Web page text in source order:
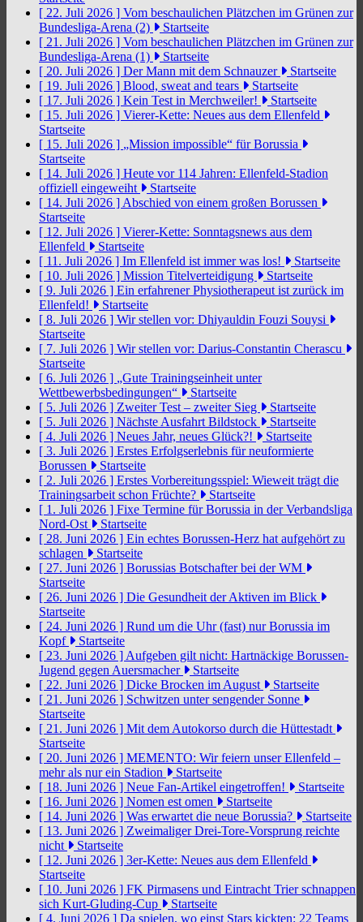
[ 22. Juli 2026 ] Vom beschaulichen Plätzchen im Grünen zur
Bundesliga-Arena (2)
Startseite
[ 21. Juli 2026 ] Vom beschaulichen Plätzchen im Grünen zur
Bundesliga-Arena (1)
Startseite
[ 20. Juli 2026 ] Der Mann mit dem Schnauzer
Startseite
[ 19. Juli 2026 ] Blood, sweat and tears
Startseite
[ 17. Juli 2026 ] Kein Test in Merchweiler!
Startseite
[ 15. Juli 2026 ] Vierer-Kette: Neues aus dem Ellenfeld
Startseite
[ 15. Juli 2026 ] „Mission impossible“ für Borussia
Startseite
[ 14. Juli 2026 ] Heute vor 114 Jahren: Ellenfeld-Stadion
offiziell eingeweiht
Startseite
[ 14. Juli 2026 ] Abschied von einem großen Borussen
Startseite
[ 12. Juli 2026 ] Vierer-Kette: Sonntagsnews aus dem
Ellenfeld
Startseite
[ 11. Juli 2026 ] Im Ellenfeld ist immer was los!
Startseite
[ 10. Juli 2026 ] Mission Titelverteidigung
Startseite
[ 9. Juli 2026 ] Ein erfahrener Physiotherapeut ist zurück im
Ellenfeld!
Startseite
[ 8. Juli 2026 ] Wir stellen vor: Dhiyauldin Fouzi Souysi
Startseite
[ 7. Juli 2026 ] Wir stellen vor: Darius-Constantin Cherascu
Startseite
[ 6. Juli 2026 ] „Gute Trainingseinheit unter
Wettbewerbsbedingungen“
Startseite
[ 5. Juli 2026 ] Zweiter Test – zweiter Sieg
Startseite
[ 5. Juli 2026 ] Nächste Ausfahrt Bildstock
Startseite
[ 4. Juli 2026 ] Neues Jahr, neues Glück?!
Startseite
[ 3. Juli 2026 ] Erstes Erfolgserlebnis für neuformierte
Borussen
Startseite
[ 2. Juli 2026 ] Erstes Vorbereitungsspiel: Wieweit trägt die
Trainingsarbeit schon Früchte?
Startseite
[ 1. Juli 2026 ] Fixe Termine für Borussia in der Verbandsliga
Nord-Ost
Startseite
[ 28. Juni 2026 ] Ein echtes Borussen-Herz hat aufgehört zu
schlagen
Startseite
[ 27. Juni 2026 ] Borussias Botschafter bei der WM
Startseite
[ 26. Juni 2026 ] Die Gesundheit der Aktiven im Blick
Startseite
[ 24. Juni 2026 ] Rund um die Uhr (fast) nur Borussia im
Kopf
Startseite
[ 23. Juni 2026 ] Aufgeben gilt nicht: Hartnäckige Borussen-
Jugend gegen Auersmacher
Startseite
[ 22. Juni 2026 ] Dicke Brocken im August
Startseite
[ 21. Juni 2026 ] Schwitzen unter sengender Sonne
Startseite
[ 21. Juni 2026 ] Mit dem Autokorso durch die Hüttestadt
Startseite
[ 20. Juni 2026 ] MEMENTO: Wir feiern unser Ellenfeld –
mehr als nur ein Stadion
Startseite
[ 18. Juni 2026 ] Neue Fan-Artikel eingetroffen!
Startseite
[ 16. Juni 2026 ] Nomen est omen
Startseite
[ 14. Juni 2026 ] Was erwartet die neue Borussia?
Startseite
[ 13. Juni 2026 ] Zweimaliger Drei-Tore-Vorsprung reichte
nicht
Startseite
[ 12. Juni 2026 ] 3er-Kette: Neues aus dem Ellenfeld
Startseite
[ 10. Juni 2026 ] FK Pirmasens und Eintracht Trier schnappen
sich Kurt-Gluding-Cup
Startseite
[ 4. Juni 2026 ] Da spielen, wo einst Stars kickten: 22 Teams